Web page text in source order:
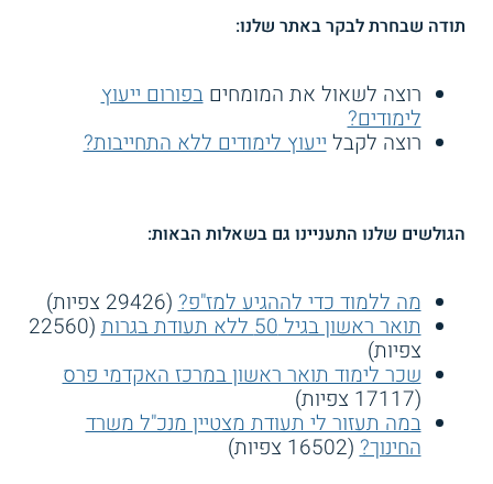
תודה שבחרת לבקר באתר שלנו:
רוצה לשאול את המומחיםבפורום ייעוץ
לימודים?
רוצה לקבל ייעוץ לימודים ללא התחייבות?
הגולשים שלנו התעניינו גם בשאלות הבאות:
מה ללמוד כדי לההגיע למז"פ? (29426 צפיות)
תואר ראשון בגיל 50 ללא תעודת בגרות (22560
צפיות)
שכר לימוד תואר ראשון במרכז האקדמי פרס
(17117 צפיות)
במה תעזור לי תעודת מצטיין מנכ"ל משרד
החינוך? (16502 צפיות)